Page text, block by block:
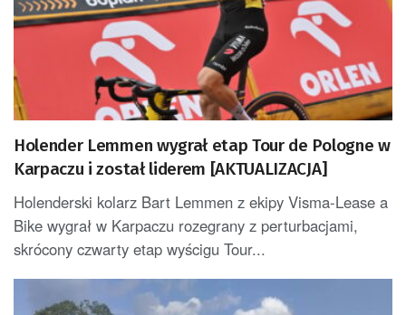
Holender Lemmen wygrał etap Tour de Pologne w
Karpaczu i został liderem [AKTUALIZACJA]
Holenderski kolarz Bart Lemmen z ekipy Visma-Lease a
Bike wygrał w Karpaczu rozegrany z perturbacjami,
skrócony czwarty etap wyścigu Tour...